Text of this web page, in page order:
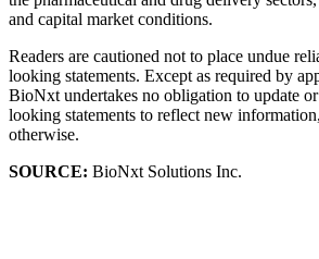
and capital market conditions.
Readers are cautioned not to place undue
looking statements. Except as required by
BioNxt undertakes no obligation to update
looking statements to reflect new
otherwise.
SOURCE: BioNxt Solutions Inc.